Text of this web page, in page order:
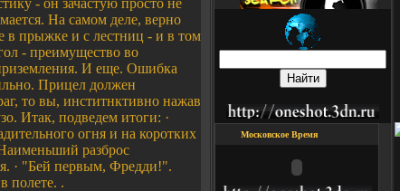
- он зачастую просто не
На самом деле, верно
в прыжке и с лестниц - и в том
- преимущество во
И еще. Ошибка
Прицел должен
то вы, инститнктивно нажав
Итак, подведем итоги: ·
огня и на коротких
разброс
· "Бей первым, Фредди!".
полете. .
Московское Время